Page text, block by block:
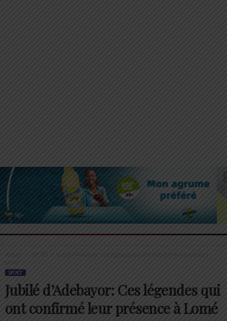
Accueil
Jubilé d’Adebayor: Ces légendes qui ont confirmé leur présence à
SPORT
Jubilé d’Adebayor: Ces légendes qui
ont confirmé leur présence à Lomé